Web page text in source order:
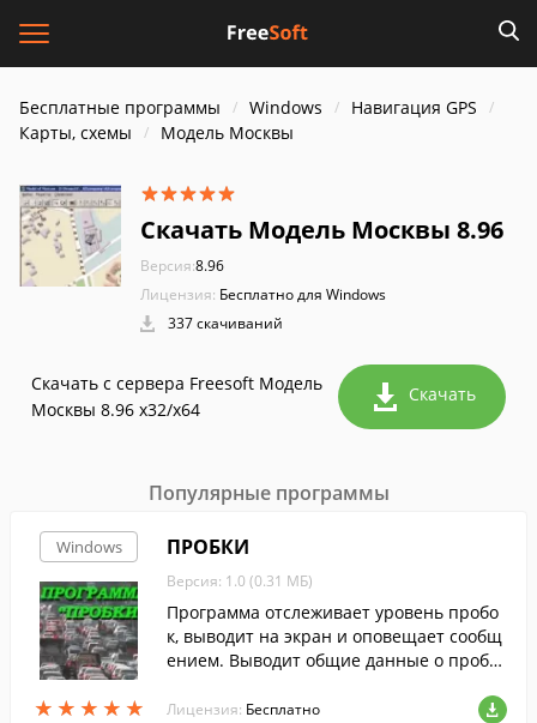
Бесплатные программы Windows
Навигация GPS
Карты, схемы
Модель Москвы
Скачать Модель Москвы 8.96
Версия:8.96
Лицензия: Бесплатно для Windows
337 скачиваний
Скачать с сервера Freesoft Модель
Москвы 8.96 x32/x64
Скачать
Популярные программы
Windows
★ ★ ★ ★ ★
★ ★ ★ ★ ★
ПРОБКИ
Версия: 1.0 (0.31 МБ)
Программа отслеживает уровень пробо
к, выводит на экран и оповещает сообщ
ением. Выводит общие данные о пробка
меет настройку оповещений, и может в
Лицензия: Бесплатно